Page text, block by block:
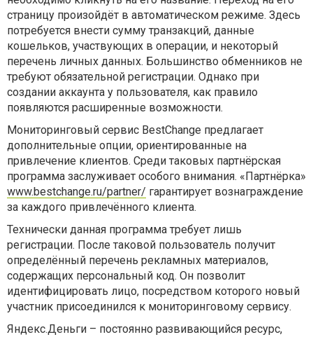
страницу произойдёт в автоматическом режиме. Здесь
потребуется внести сумму транзакций, данные
кошельков, участвующих в операции, и некоторый
перечень личных данных. Большинство обменников не
требуют обязательной регистрации. Однако при
создании аккаунта у пользователя, как правило
появляются расширенные возможности.
Мониторинговый сервис BestChange предлагает
дополнительные опции, ориентированные на
привлечение клиентов. Среди таковых партнёрская
программа заслуживает особого внимания. «Партнёрка»
www.bestchange.ru/partner/ гарантирует вознаграждение
за каждого привлечённого клиента.
Технически данная программа требует лишь
регистрации. После таковой пользователь получит
определённый перечень рекламных материалов,
содержащих персональный код. Он позволит
идентифицировать лицо, посредством которого новый
участник присоединился к мониторинговому сервису.
Яндекс.Деньги – постоянно развивающийся ресурс,